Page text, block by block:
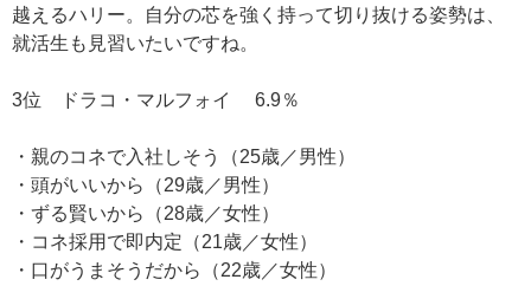
越えるハリー。自分の芯を強く持って切り抜ける姿勢は、
就活生も見習いたいですね。
3位 ドラコ・マルフォイ 6.9％
・親のコネで入社しそう（25歳／男性）
・頭がいいから（29歳／男性）
・ずる賢いから（28歳／女性）
・コネ採用で即内定（21歳／女性）
・口がうまそうだから（22歳／女性）